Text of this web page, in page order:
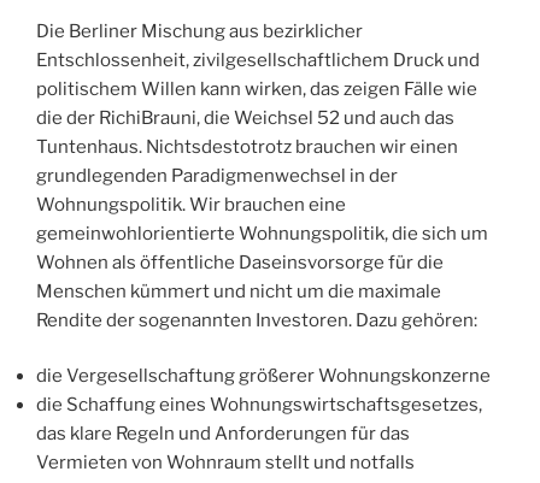
Die Berliner Mischung aus bezirklicher
Entschlossenheit, zivilgesellschaftlichem Druck und
politischem Willen kann wirken, das zeigen Fälle wie
die der RichiBrauni, die Weichsel 52 und auch das
Tuntenhaus. Nichtsdestotrotz brauchen wir einen
grundlegenden Paradigmenwechsel in der
Wohnungspolitik. Wir brauchen eine
gemeinwohlorientierte Wohnungspolitik, die sich um
Wohnen als öffentliche Daseinsvorsorge für die
Menschen kümmert und nicht um die maximale
Rendite der sogenannten Investoren. Dazu gehören:
die Vergesellschaftung größerer Wohnungskonzerne
die Schaffung eines Wohnungswirtschaftsgesetzes,
das klare Regeln und Anforderungen für das
Vermieten von Wohnraum stellt und notfalls